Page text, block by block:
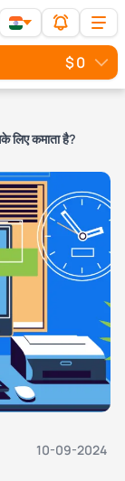
$ 0
लिए कमाता है?
10-09-2024